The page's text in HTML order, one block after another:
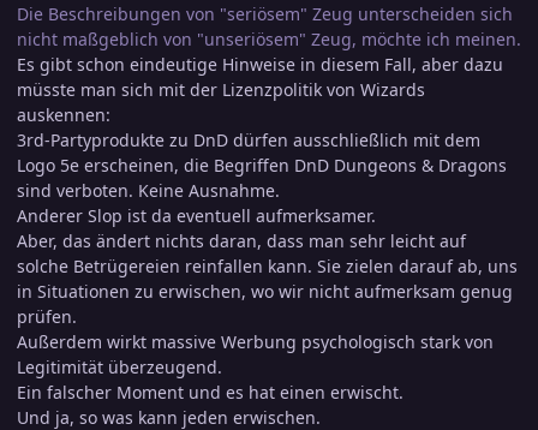
Die Beschreibungen von "seriösem" Zeug unterscheiden sich
nicht maßgeblich von "unseriösem" Zeug, möchte ich meinen.
Es gibt schon eindeutige Hinweise in diesem Fall, aber dazu
müsste man sich mit der Lizenzpolitik von Wizards
auskennen:
3rd-Partyprodukte zu DnD dürfen ausschließlich mit dem
Logo 5e erscheinen, die Begriffen DnD Dungeons & Dragons
sind verboten. Keine Ausnahme.
Anderer Slop ist da eventuell aufmerksamer.
Aber, das ändert nichts daran, dass man sehr leicht auf
solche Betrügereien reinfallen kann. Sie zielen darauf ab, uns
in Situationen zu erwischen, wo wir nicht aufmerksam genug
prüfen.
Außerdem wirkt massive Werbung psychologisch stark von
Legitimität überzeugend.
Ein falscher Moment und es hat einen erwischt.
Und ja, so was kann jeden erwischen.